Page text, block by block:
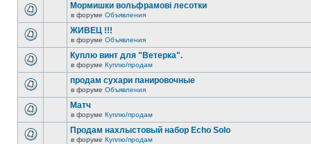
Мормишки вольфрамові лесотки
в форуме Объявления
ЖИВЕЦ !!!
в форуме Объявления
Куплю винт для "Ветерка".
в форуме Куплю/продам
продам сухари панировочные
в форуме Объявления
Матч
в форуме Куплю/продам
Продам нахлыстовый набор Echo Solo
в форуме Куплю/продам